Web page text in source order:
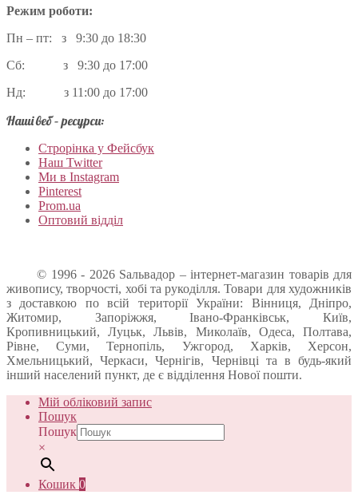
Режим роботи:
Пн – пт: з 9:30 до 18:30
Сб: з 9:30 до 17:00
Нд: з 11:00 до 17:00
Наші веб – ресурси:
Строрінка у Фейсбук
Наш Twitter
Ми в Instagram
Pinterest
Prom.ua
Оптовий відділ
© 1996 - 2026 Sальвадор – інтернет-магазин товарів для
живопису, творчості, хобі та рукоділля. Товари для художників
з доставкою по всій території України: Вінниця, Дніпро,
Житомир, Запоріжжя, Івано-Франківськ, Київ,
Кропивницький, Луцьк, Львів, Миколаїв, Одеса, Полтава,
Рівне, Суми, Тернопіль, Ужгород, Харків, Херсон,
Хмельницький, Черкаси, Чернігів, Чернівці та в будь-який
інший населений пункт, де є відділення Нової пошти.
Мій обліковий запис
Пошук
Пошук
×
Кошик 0